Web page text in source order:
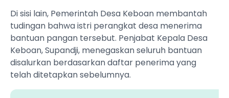
Di sisi lain, Pemerintah Desa Keboan membantah
tudingan bahwa istri perangkat desa menerima
bantuan pangan tersebut. Penjabat Kepala Desa
Keboan, Supandji, menegaskan seluruh bantuan
disalurkan berdasarkan daftar penerima yang
telah ditetapkan sebelumnya.